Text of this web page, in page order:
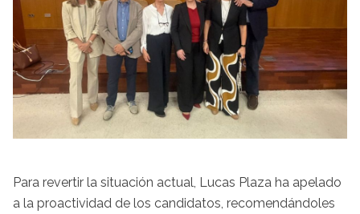
Para revertir la situación actual, Lucas Plaza ha apelado
a la proactividad de los candidatos, recomendándoles